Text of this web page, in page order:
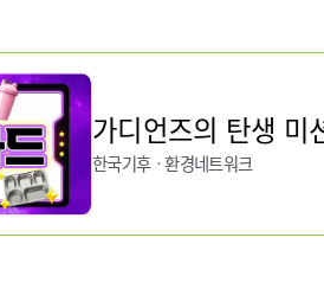
가디언즈의 탄생 미
한국기후ㆍ환경네트워크